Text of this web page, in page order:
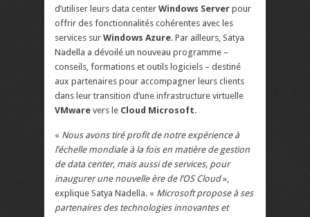
d’utiliser leurs data center Windows Server pour
offrir des fonctionnalités cohérentes avec les
services sur Windows Azure. Par ailleurs, Satya
Nadella a dévoilé un nouveau programme –
conseils, formations et outils logiciels – destiné
aux partenaires pour accompagner leurs clients
dans leur transition d’une infrastructure virtuelle
VMware vers le Cloud Microsoft.
« Nous avons tiré profit de notre expérience à
l’échelle mondiale à la fois en matière de gestion
de data center, mais aussi de services, pour
inaugurer une nouvelle ère de l’OS Cloud»,
explique Satya Nadella. « Microsoft propose à ses
partenaires des technologies innovantes et